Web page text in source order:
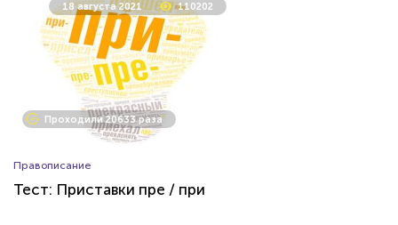
18 августа 2021 110202
Проходили 20633 раза
Правописание
Тест: Приставки пре / при